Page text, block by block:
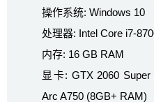
操作系统: Windows 10
处理器: Intel Core i7-
内存: 16 GB RAM
显卡: GTX 2060
Arc A750 (8GB+ RAM)